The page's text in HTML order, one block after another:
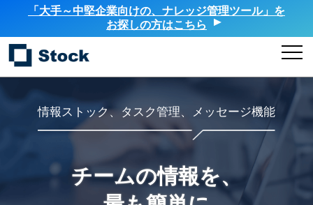
「大手～中堅企業向けの、ナレッジ管理ツール」を
お探しの方はこちら
情報ストック、タスク管理、メッセージ機能
チームの情報を、